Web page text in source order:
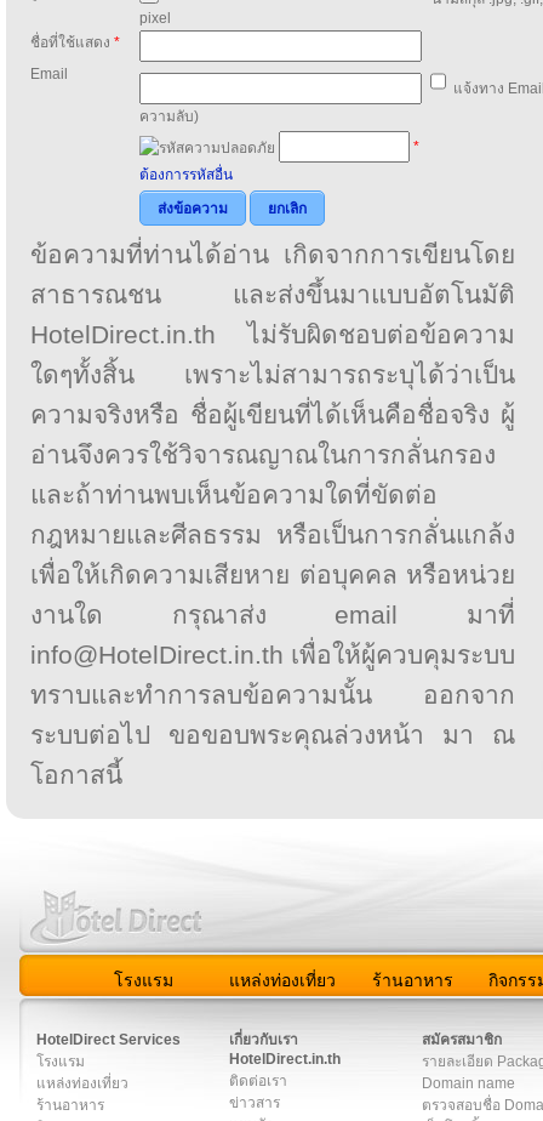
pixel
ชื่อที่ใช้แสดง *
Email
แจ้งทาง
ความลับ)
*
ต้องการรหัสอื่น
ส่งข้อความ
ยกเลิก
ข้อความที่ท่านได้อ่าน เกิดจากการเขียนโดย
สาธารณชน และส่งขึ้นมาแบบอัตโนมัติ
HotelDirect.in.th ไม่รับผิดชอบต่อข้อความ
ใดๆทั้งสิ้น เพราะไม่สามารถระบุได้ว่าเป็น
ความจริงหรือ ชื่อผู้เขียนที่ได้เห็นคือชื่อจริง ผู้
อ่านจึงควรใช้วิจารณญาณในการกลั่นกรอง
และถ้าท่านพบเห็นข้อความใดที่ขัดต่อ
กฎหมายและศีลธรรม หรือเป็นการกลั่นแกล้ง
เพื่อให้เกิดความเสียหาย ต่อบุคคล หรือหน่วย
งานใด กรุณาส่ง email มาที่
info@HotelDirect.in.th เพื่อให้ผู้ควบคุมระบบ
ทราบและทำการลบข้อความนั้น ออกจาก
ระบบต่อไป ขอขอบพระคุณล่วงหน้า มา ณ
โอกาสนี้
โรงแรม แหล่งท่องเที่ยว ร้านอาหาร กิจกรร
HotelDirect Services
โรงแรม
แหล่งท่องเที่ยว
ร้านอาหาร
เกี่ยวกับเรา
HotelDirect.in.th
ติดต่อเรา
ข่าวสาร
สมัครสมาชิก
รายละเอียด
Domain name
ตรวจสอบชื่อ